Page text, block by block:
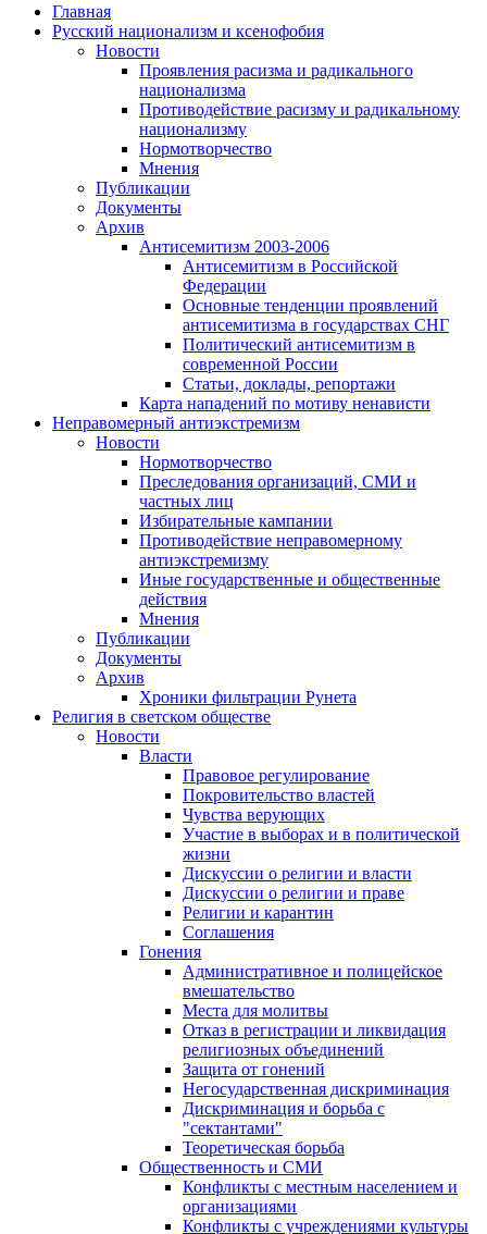
Главная
Русский национализм и ксенофобия
Новости
Проявления расизма и радикального
национализма
Противодействие расизму и радикальному
национализму
Нормотворчество
Мнения
Публикации
Документы
Архив
Антисемитизм 2003-2006
Антисемитизм в Российской
Федерации
Основные тенденции проявлений
антисемитизма в государствах СНГ
Политический антисемитизм в
современной России
Статьи, доклады, репортажи
Карта нападений по мотиву ненависти
Неправомерный антиэкстремизм
Новости
Нормотворчество
Преследования организаций, СМИ и
частных лиц
Избирательные кампании
Противодействие неправомерному
антиэкстремизму
Иные государственные и общественные
действия
Мнения
Публикации
Документы
Архив
Хроники фильтрации Рунета
Религия в светском обществе
Новости
Власти
Правовое регулирование
Покровительство властей
Чувства верующих
Участие в выборах и в политической
жизни
Дискуссии о религии и власти
Дискуссии о религии и праве
Религии и карантин
Соглашения
Гонения
Административное и полицейское
вмешательство
Места для молитвы
Отказ в регистрации и ликвидация
религиозных объединений
Защита от гонений
Негосударственная дискриминация
Дискриминация и борьба с
"сектантами"
Теоретическая борьба
Общественность и СМИ
Конфликты с местным населением и
организациями
Конфликты с учреждениями культуры